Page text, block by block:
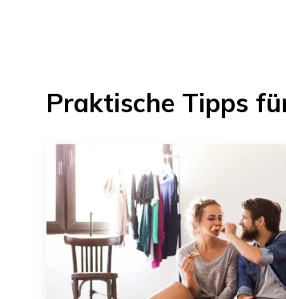
Praktische Tipps